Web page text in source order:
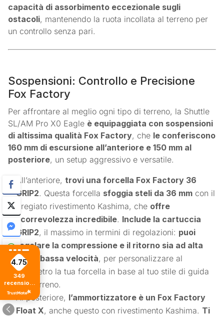
capacità di assorbimento eccezionale sugli
ostacoli, mantenendo la ruota incollata al terreno per
un controllo senza pari.
Sospensioni: Controllo e Precisione
Fox Factory
Per affrontare al meglio ogni tipo di terreno, la Shuttle
SL/AM Pro X0 Eagle è equipaggiata con sospensioni
di altissima qualità Fox Factory, che le conferiscono
160 mm di escursione all’anteriore e 150 mm al
posteriore, un setup aggressivo e versatile.
All’anteriore,trovi una forcella Fox Factory 36
GRIP2. Questa forcella sfoggia steli da 36 mm con il
pregiato rivestimento Kashima, che offre
scorrevolezza incredibile. Include la cartuccia
GRIP2, il massimo in termini di regolazioni: puoi
regolare la compressione e il ritorno sia ad alta
che a bassa velocità, per personalizzare al
millimetro la tua forcella in base al tuo stile di guida
e al terreno.
Al posteriore, l’ammortizzatore è un Fox Factory
Float X, anche questo con rivestimento Kashima. Ti
4.75
349
recensioni
di tutti i
tempi